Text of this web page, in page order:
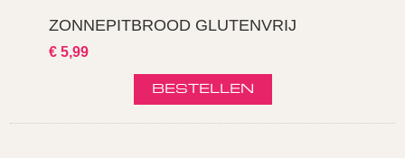
ZONNEPITBROOD GLUTENVRIJ
€ 5,99